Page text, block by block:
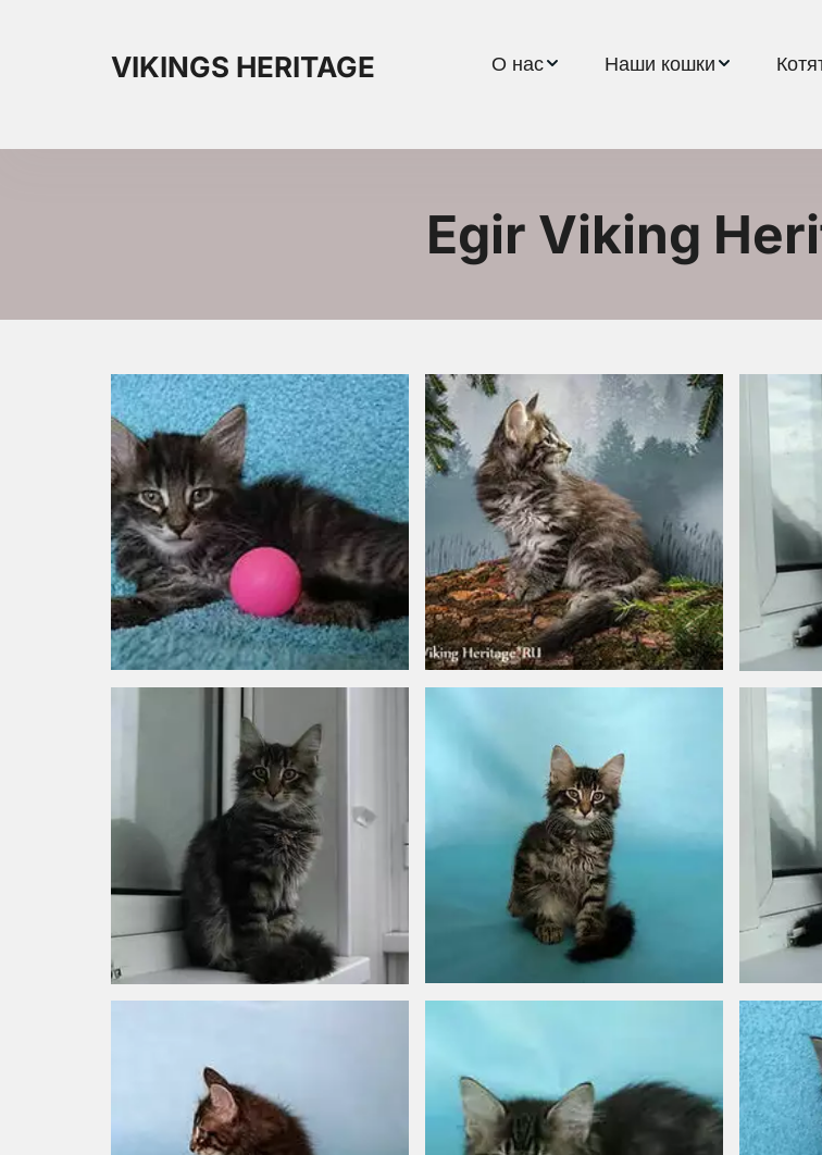
VIKINGS HERITAGE О нас Наши кошки
Egir Viking